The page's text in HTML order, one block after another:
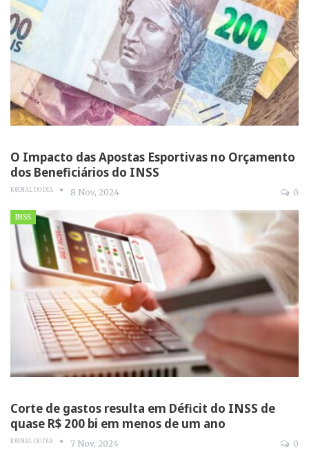
O Impacto das Apostas Esportivas no Orçamento
dos Beneficiários do INSS
JORNAL DO DIA 8 Nov, 2024 0
INSS
Corte de gastos resulta em Déficit do INSS de
quase R$ 200 bi em menos de um ano
JORNAL DO DIA 7 Nov, 2024 0